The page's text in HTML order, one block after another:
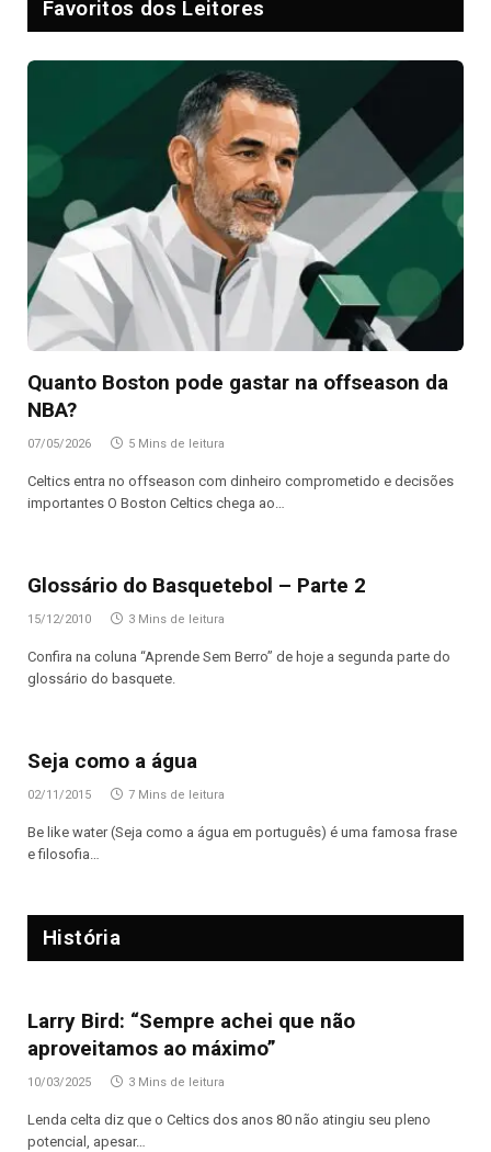
Favoritos dos Leitores
Quanto Boston pode gastar na offseason da
NBA?
07/05/2026 5 Mins de leitura
Celtics entra no offseason com dinheiro comprometido e decisões
importantes O Boston Celtics chega ao…
Glossário do Basquetebol – Parte 2
15/12/2010 3 Mins de leitura
Confira na coluna “Aprende Sem Berro” de hoje a segunda parte do
glossário do basquete.
Seja como a água
02/11/2015 7 Mins de leitura
Be like water (Seja como a água em português) é uma famosa frase
e filosofia…
História
Larry Bird: “Sempre achei que não
aproveitamos ao máximo”
10/03/2025 3 Mins de leitura
Lenda celta diz que o Celtics dos anos 80 não atingiu seu pleno
potencial, apesar…